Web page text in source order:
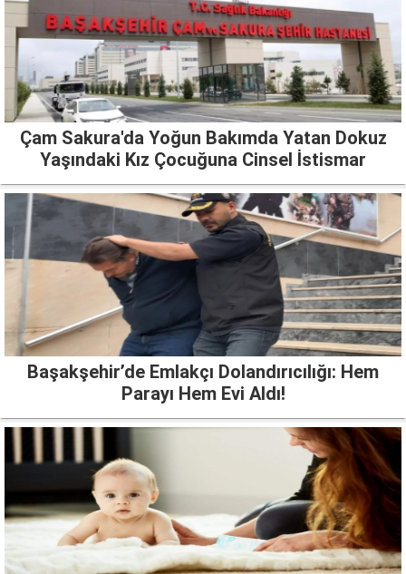
Çam Sakura'da Yoğun Bakımda Yatan Dokuz
Yaşındaki Kız Çocuğuna Cinsel İstismar
Başakşehir’de Emlakçı Dolandırıcılığı: Hem
Parayı Hem Evi Aldı!